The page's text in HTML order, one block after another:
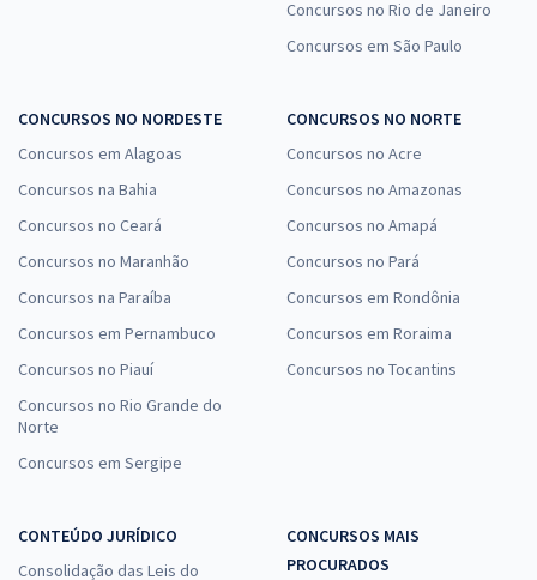
Concursos no Rio de Janeiro
Concursos em São Paulo
CONCURSOS NO NORDESTE
Concursos em Alagoas
Concursos na Bahia
Concursos no Ceará
Concursos no Maranhão
Concursos na Paraíba
Concursos em Pernambuco
Concursos no Piauí
Concursos no Rio Grande do
Norte
Concursos em Sergipe
CONCURSOS NO NORTE
Concursos no Acre
Concursos no Amazonas
Concursos no Amapá
Concursos no Pará
Concursos em Rondônia
Concursos em Roraima
Concursos no Tocantins
CONTEÚDO JURÍDICO
Consolidação das Leis do
CONCURSOS MAIS
PROCURADOS